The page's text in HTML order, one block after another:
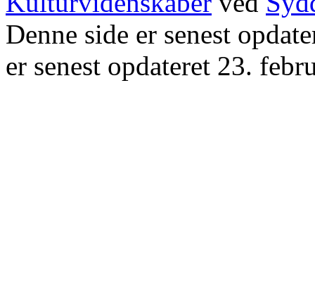
Denne side er senest
er senest opdateret 23.